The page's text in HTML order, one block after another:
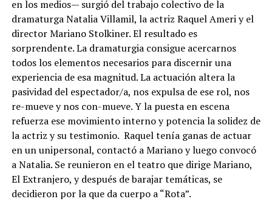
en los medios— surgió del trabajo colectivo de la
dramaturga Natalia Villamil, la actriz Raquel Ameri y el
director Mariano Stolkiner. El resultado es
sorprendente. La dramaturgia consigue acercarnos
todos los elementos necesarios para discernir una
experiencia de esa magnitud. La actuación altera la
pasividad del espectador/a, nos expulsa de ese rol, nos
re-mueve y nos con-mueve. Y la puesta en escena
refuerza ese movimiento interno y potencia la solidez de
la actriz y su testimonio. Raquel tenía ganas de actuar
en un unipersonal, contactó a Mariano y luego convocó
a Natalia. Se reunieron en el teatro que dirige Mariano,
El Extranjero, y después de barajar temáticas, se
decidieron por la que da cuerpo a “Rota”.